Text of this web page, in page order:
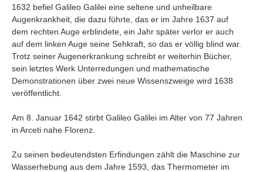
1632 befiel Galileo Galilei eine seltene und unheilbare
Augenkrankheit, die dazu führte, das er im Jahre 1637 auf
dem rechten Auge erblindete, ein Jahr später verlor er auch
auf dem linken Auge seine Sehkraft, so das er völlig blind war.
Trotz seiner Augenerkrankung schreibt er weiterhin Bücher,
sein letztes Werk Unterredungen und mathematische
Demonstrationen über zwei neue Wissenszweige wird 1638
veröffentlicht.
Am 8. Januar 1642 stirbt Galileo Galilei im Alter von 77 Jahren
in Arceti nahe Florenz.
Zu seinen bedeutendsten Erfindungen zählt die Maschine zur
Wasserhebung aus dem Jahre 1593, das Thermometer im